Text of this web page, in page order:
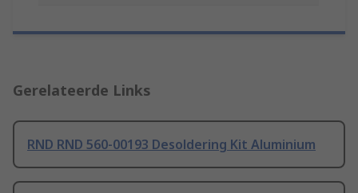
Gerelateerde Links
RND RND 560-00193 Desoldering Kit Aluminium